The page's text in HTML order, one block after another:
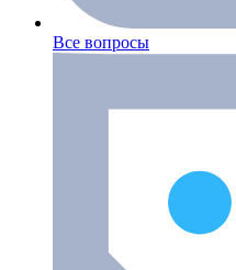
Все вопросы